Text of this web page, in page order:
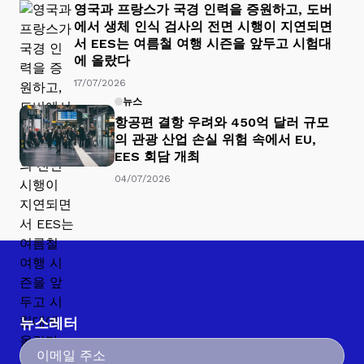
영국과 프랑스가 국경 인력을 증원하고, 도버
에서 생체 인식 검사의 전면 시행이 지연되면
서 EES는 여름철 여행 시즌을 앞두고 시험대
에 올랐다
17/07/2026
뉴스
항공편 결항 우려와 450억 달러 규모
의 관광 산업 손실 위험 속에서 EU,
EES 회담 개최
04/07/2026
뉴스레터